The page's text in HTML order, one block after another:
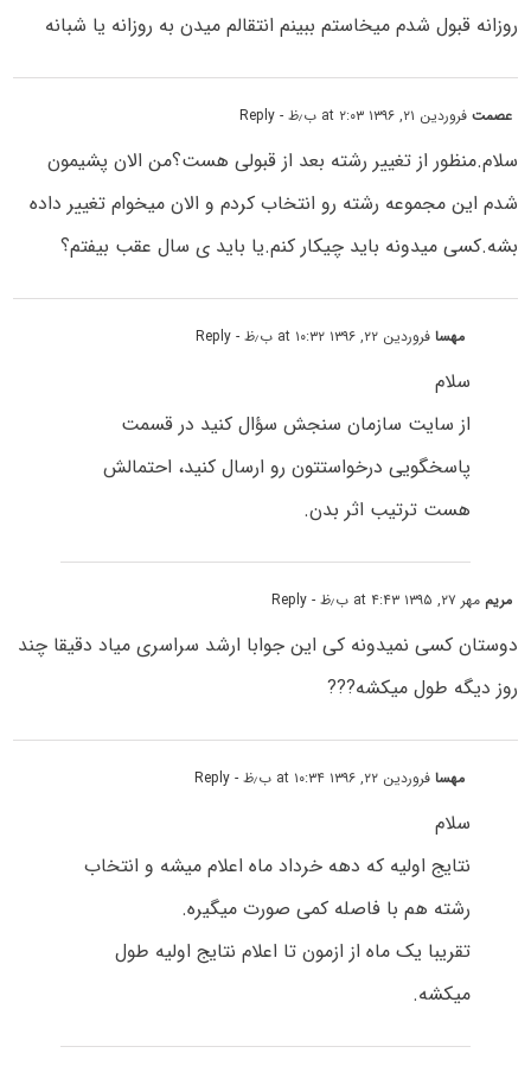
روزانه قبول شدم میخاستم ببینم انتقالم میدن به روزانه یا شبانه
عصمتفروردین ۲۱, ۱۳۹۶ at ۲:۰۳ ب٫ظ - Reply
سلام.منظور از تغییر رشته بعد از قبولی هست؟من الان پشیمون
شدم این مجموعه رشته رو انتخاب کردم و الان میخوام تغییر داده
بشه.کسی میدونه باید چیکار کنم.یا باید ی سال عقب بیفتم؟
مهسافروردین ۲۲, ۱۳۹۶ at ۱۰:۳۲ ب٫ظ - Reply
سلام
از سایت سازمان سنجش سؤال کنید در قسمت
پاسخگویی درخواستتون رو ارسال کنید، احتمالش
هست ترتیب اثر بدن.
مریم مهر ۲۷, ۱۳۹۵ at ۴:۴۳ ب٫ظ - Reply
دوستان کسی نمیدونه کی این جوابا ارشد سراسری میاد دقیقا چند
روز دیگه طول میکشه???
مهسافروردین ۲۲, ۱۳۹۶ at ۱۰:۳۴ ب٫ظ - Reply
سلام
نتایج اولیه که دهه خرداد ماه اعلام میشه و انتخاب
رشته هم با فاصله کمی صورت میگیره.
تقریبا یک ماه از ازمون تا اعلام نتایج اولیه طول
میکشه.